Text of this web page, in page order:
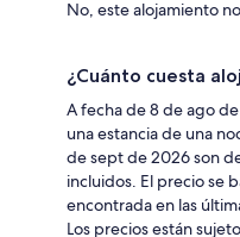
No, este alojamiento
¿Cuánto cuesta
A fecha de 8 de ago
una estancia de una
de sept de 2026 son
incluidos. El precio se
encontrada en las
Los precios están